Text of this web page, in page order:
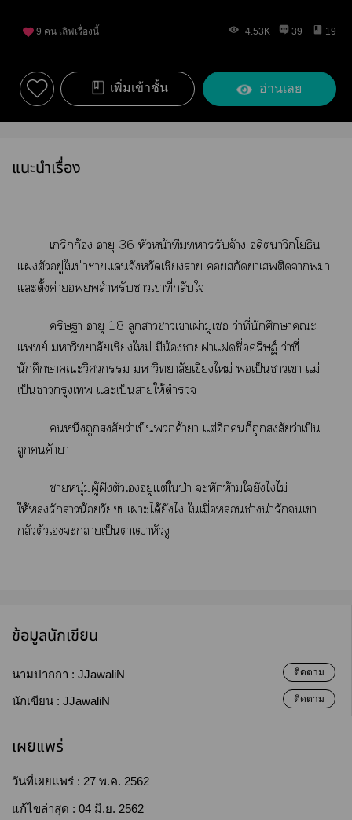
9 คน เลิฟเรื่องนี้ 4.53K 39 19
เพิ่มเข้าชั้น อ่านเลย
แนะนำเรื่อง
เกริกก้อง อายุ 36 หัวหน้าทีมารับจ้าง อดีตนาวิกโยธิน
แตัวอยู่ใป่าาแจังหวัดเชียงราย สกัดาเติดาพม่า
แะตั้งค่ายสำหรับาเาที่กลับใ
คริษฐา อายุ 18 ลูกาาเาเผ่ามูเซอ ว่าที่นักศึกษาะ
แพทย์ าวิทยาลัยเชียงใหม่ มีน้าาแชื่อคริษฐ์ ว่าที่
นักศึกษาะวิศวกรรม าวิทยาลัยเขียงใหม่ พ่อเป็นาเา แม่
เป็นากรุงเ แะเป็นาให้ตำรวจ
หนึ่งถูกสงสัยว่าเป็นค้าา แต่อีกก็ถูกสงสัยว่าเป็น
ลูกค้าา
าหนุ่มผู้ฝังตัวเอยู่แต่ใป่า ะหักห้ามใยังไไม่
ให้รักาน้อยวัยเาะได้ยังไ ใเมื่อหล่อนช่างน่ารักเา
กลัวตัวเะาเป็นาเฒ่าหัวงู
ข้อมูลนักเขียน
นามปากกา : JJawaliN ติดตาม
นักเขียน : JJawaliN ติดตาม
เผยแพร่
วันที่เผยแพร่ : 27 พ.ค. 2562
แก้ไขล่าสุด : 04 มิ.ย. 2562